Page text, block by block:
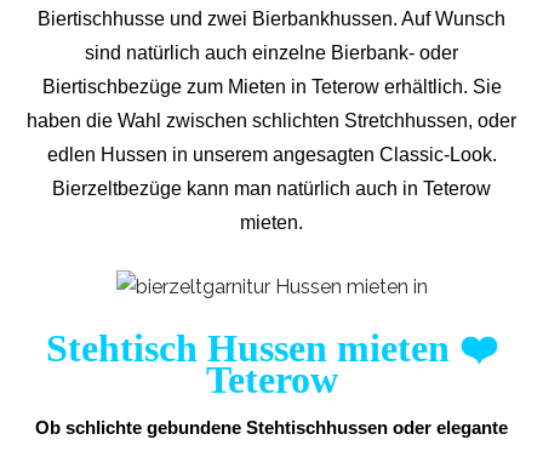
Biertischhusse und zwei Bierbankhussen. Auf Wunsch
sind natürlich auch einzelne Bierbank- oder
Biertischbezüge zum Mieten in Teterow erhältlich. Sie
haben die Wahl zwischen schlichten Stretchhussen, oder
edlen Hussen in unserem angesagten Classic-Look.
Bierzeltbezüge kann man natürlich auch in Teterow
mieten.
Stehtisch Hussen mieten ❤️
Teterow
Ob schlichte gebundene Stehtischhussen oder elegante